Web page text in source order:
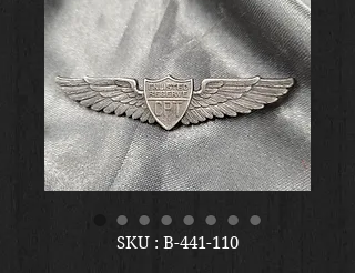
SKU : B-441-110